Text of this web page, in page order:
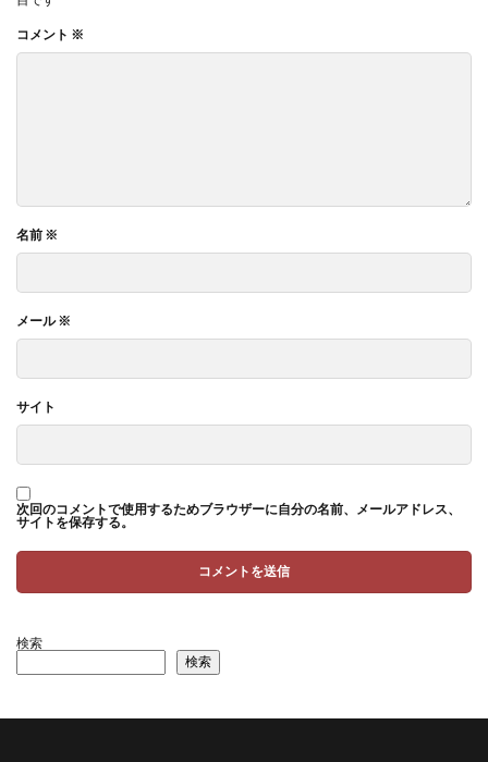
コメント ※
名前 ※
メール※
サイト
次回のコメントで使用するためブラウザーに自分の名前、メールアドレス、
サイトを保存する。
検索
検索